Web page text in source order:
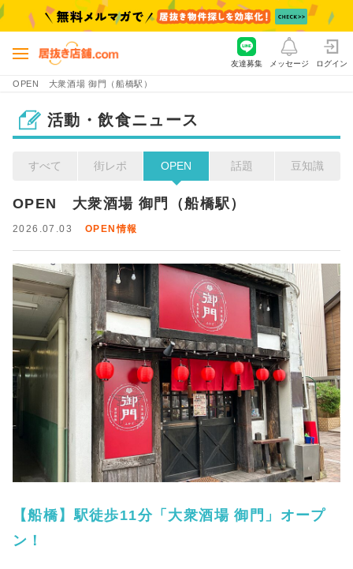
OPEN 大衆酒場 御門（船橋駅）
友達募集 メッセージ ログイン
活動・飲食ニュース
すべて 街レポ OPEN 話題 豆知識
OPEN　大衆酒場 御門（船橋駅）
2026.07.03 OPEN情報
【船橋】駅徒歩11分「大衆酒場 御門」オープ
ン！